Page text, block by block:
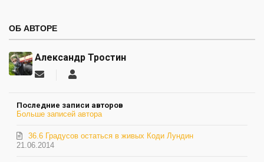
ОБ АВТОРЕ
Александр Тростин
Подписаться
автора
Последние записи авторов
Больше записей автора
21.06.2014
36.6 Градусов остаться в живых Коди Лундин